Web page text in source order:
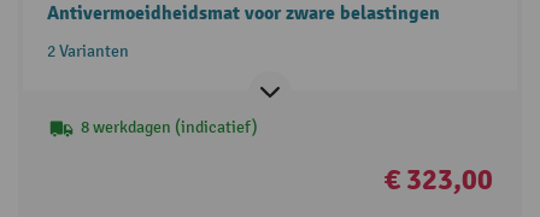
Antivermoeidheidsmat voor zware belastingen
2 Varianten
8 werkdagen (indicatief)
€ 323,00